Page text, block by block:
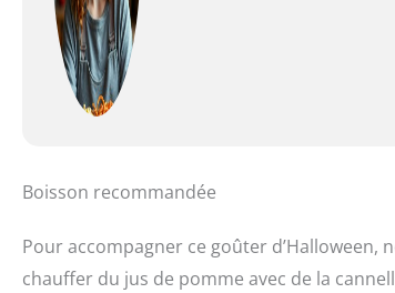
Boisson recommandée
Pour accompagner ce goûter
chauffer du jus de pomme avec de la